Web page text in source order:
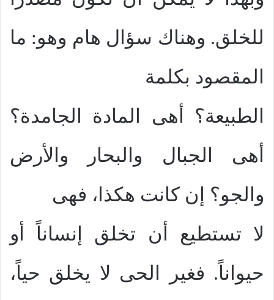
للخلق. وهناك سؤال هام وهو: ما
المقصود بكلمة
الطبيعة؟ أهى المادة الجامدة؟
أهى الجبال والبحار والأرض
والجو؟ إن كانت هكذا، فهى
لا تستطيع أن تخلق إنساناً أو
حيواناً. فغير الحى لا يخلق حياً،